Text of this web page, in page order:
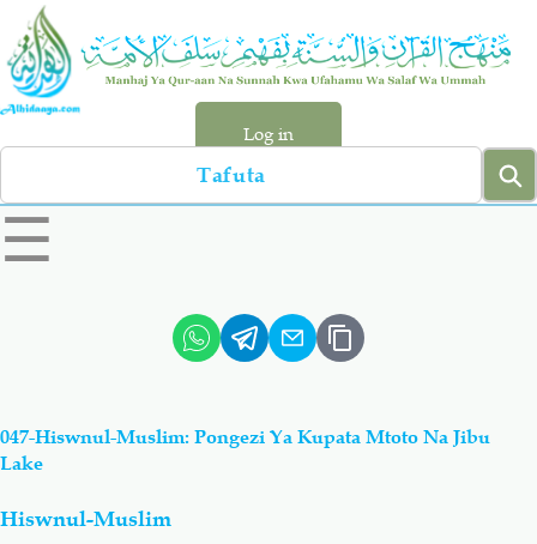
Skip
main
content
Log in
Search
left
sidebar
☰
Hadiyth
Aqiydah Manhaj
Shirki & Kufru
047-Hiswnul-Muslim: Pongezi Ya Kupata Mtoto Na Jibu
Lake
Hiswnul-Muslim